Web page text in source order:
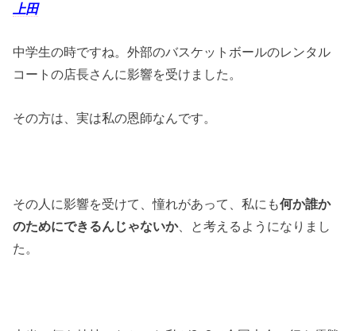
上田
中学生の時ですね。外部のバスケットボールのレンタル
コートの店長さんに影響を受けました。
その方は、実は私の恩師なんです。
その人に影響を受けて、憧れがあって、私にも何か誰か
のためにできるんじゃないか、と考えるようになりまし
た。